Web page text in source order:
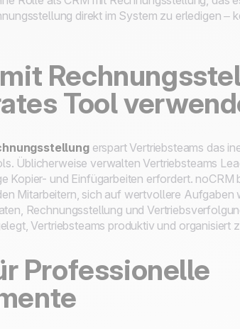
direkt im System zu erledigen –
Tool
erspart Vertriebsteams das
Üblicherweise verwalten Vertriebsteams
Kopier- und Einfügarbeiten erfordert. noCRM
Mitarbeitern, sich auf wertvollere Aufgaben
Rechnungsstellung und
Vertriebsteams produktiv und organisiert
Professionelle